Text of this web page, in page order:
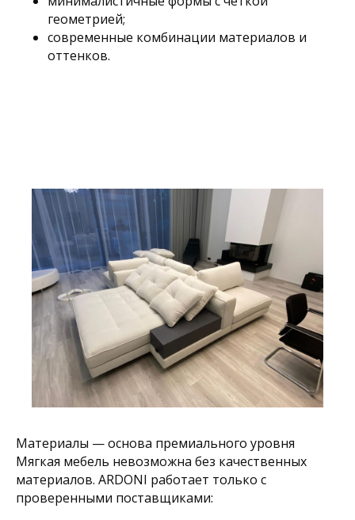
геометрией;
современные комбинации материалов и
оттенков.
Материалы — основа премиального уровня
Мягкая мебель невозможна без качественных
материалов. ARDONI работает только с
проверенными поставщиками:
Направляю подборку диванов и
кресел под стиль Вашей гостиной